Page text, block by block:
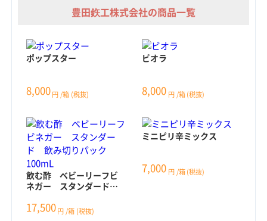
豊田鉃工株式会社の商品一覧
ポップスター
8,000 円 /箱 (税抜)
ビオラ
8,000 円 /箱 (税抜)
飲む酢 ベビーリーフビ
ネガー スタンダード
17,500 円 /箱 (税抜)
ミニピリ辛ミックス
7,000 円 /箱 (税抜)